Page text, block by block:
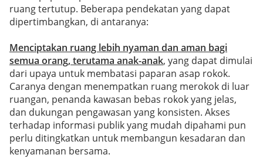
ruang tertutup. Beberapa pendekatan yang dapat
dipertimbangkan, di antaranya:
Menciptakan ruang lebih nyaman dan aman bagi
semua orang, terutama anak-anak, yang dapat dimulai
dari upaya untuk membatasi paparan asap rokok.
Caranya dengan menempatkan ruang merokok di luar
ruangan, penanda kawasan bebas rokok yang jelas,
dan dukungan pengawasan yang konsisten. Akses
terhadap informasi publik yang mudah dipahami pun
perlu ditingkatkan untuk membangun kesadaran dan
kenyamanan bersama.